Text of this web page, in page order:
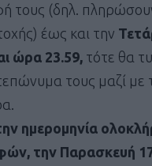
τους (δηλ.
έως και την
ώρα 23.59, τότε θα
τους μαζί με
ημερομηνία
την Παρασκευή 17